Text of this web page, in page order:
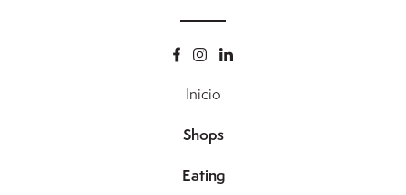
Inicio
Shops
Eating